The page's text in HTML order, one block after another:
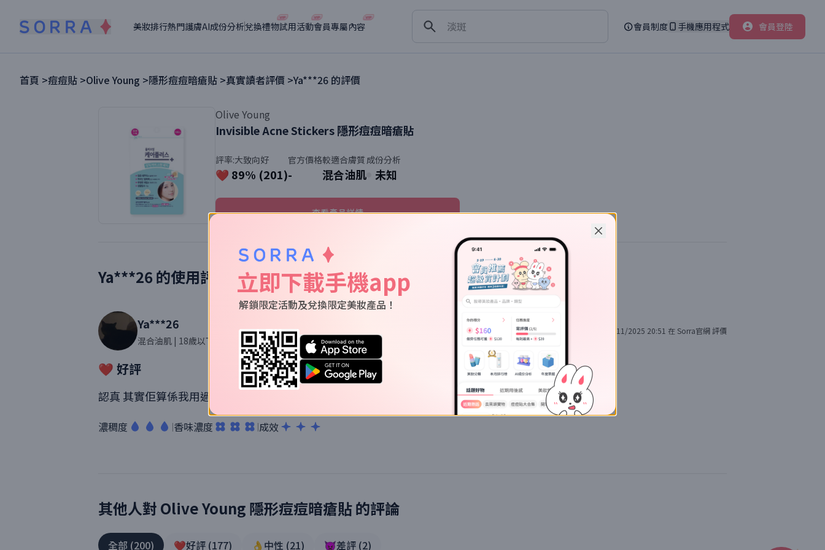
美妝排行熱門護膚AI成份分析兌換禮物試用活動會員專屬內容
淡斑
會員制度 手機應用程式 會員登陸
首頁 >痘痘貼 >Olive Young >隱形痘痘暗瘡貼 >真實讀者評價 >Ya***26 的評價
Olive Young
Invisible Acne Stickers隱形痘痘暗瘡貼
評率:大致向好
❤️ 89% (201)
官方價格
-
較適合膚質
混合油肌
成份分析
未知
查看產品詳情
Ya***26 的使用評價
Ya***26
混合油肌 | 18歲以下 歲 | 2則評價
30/11/2025 20:51 在Sorra官網評價
❤️ 好評
認真 其實佢算係我用過最好用 同埋黐力夠好 仲有好快可以吸到啲嘢出嚟
濃稠度 |香味濃度 |成效
其他人對 Olive Young 隱形痘痘暗瘡貼的評論
全部 (200) ❤️好評 (177) 👌中性 (21) 👿差評 (2)
立即下載手機app
解鎖限定活動及兌換限定美妝產品！